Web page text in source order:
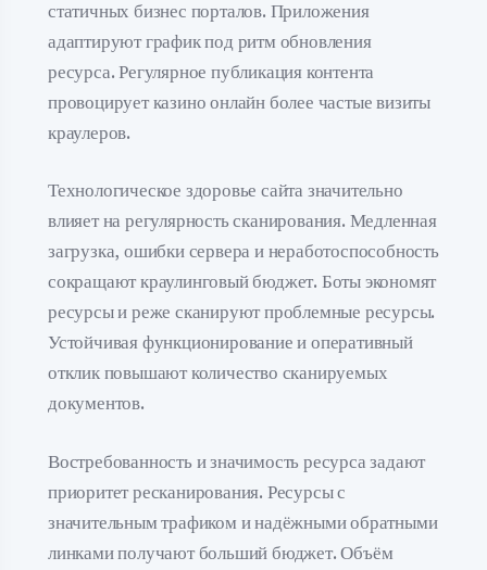
статичных бизнес порталов. Приложения
адаптируют график под ритм обновления
ресурса. Регулярное публикация контента
провоцирует казино онлайн более частые визиты
краулеров.
Технологическое здоровье сайта значительно
влияет на регулярность сканирования. Медленная
загрузка, ошибки сервера и неработоспособность
сокращают краулинговый бюджет. Боты экономят
ресурсы и реже сканируют проблемные ресурсы.
Устойчивая функционирование и оперативный
отклик повышают количество сканируемых
документов.
Востребованность и значимость ресурса задают
приоритет ресканирования. Ресурсы с
значительным трафиком и надёжными обратными
линками получают больший бюджет. Объём